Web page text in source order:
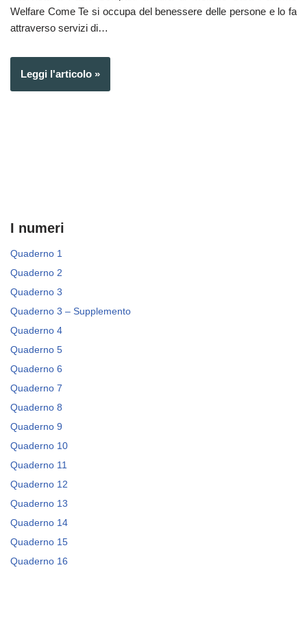
Welfare Come Te si occupa del benessere delle persone e lo fa
attraverso servizi di…
Leggi l'articolo »
I numeri
Quaderno 1
Quaderno 2
Quaderno 3
Quaderno 3 – Supplemento
Quaderno 4
Quaderno 5
Quaderno 6
Quaderno 7
Quaderno 8
Quaderno 9
Quaderno 10
Quaderno 11
Quaderno 12
Quaderno 13
Quaderno 14
Quaderno 15
Quaderno 16